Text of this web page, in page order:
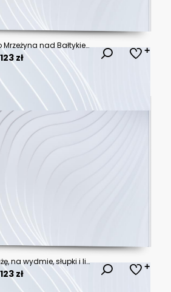
Pusta dzika plaża koło Mrzeżyna nad Bałtykiem w Polsce
zł
Zejście na morską plażę, na wydmie, słupki i lina, roślinność na wydmie, błękitne morze
zł